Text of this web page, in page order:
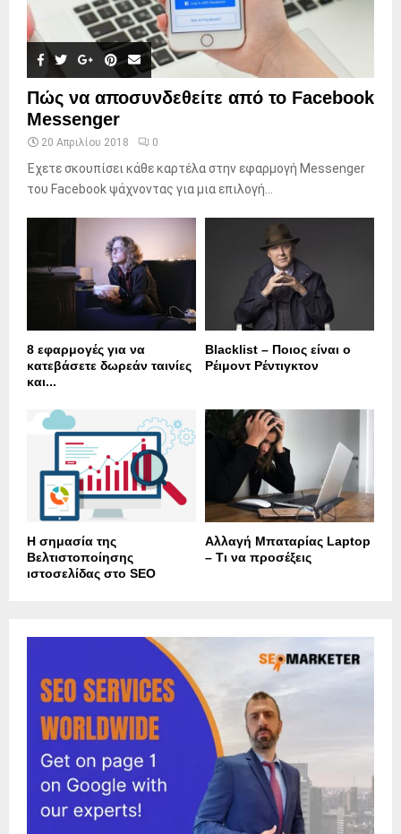
Πώς να αποσυνδεθείτε από το Facebook
Messenger
20 Απριλίου 2018 0
Έχετε σκουπίσει κάθε καρτέλα στην εφαρμογή Messenger
του Facebook ψάχνοντας για μια επιλογή...
8 εφαρμογές για να
κατεβάσετε δωρεάν ταινίες
και...
Blacklist – Ποιος είναι ο
Ρέιμοντ Ρέντιγκτον
Η σημασία της
Βελτιστοποίησης
ιστοσελίδας στο SEO
Αλλαγή Μπαταρίας Laptop
– Τι να προσέξεις